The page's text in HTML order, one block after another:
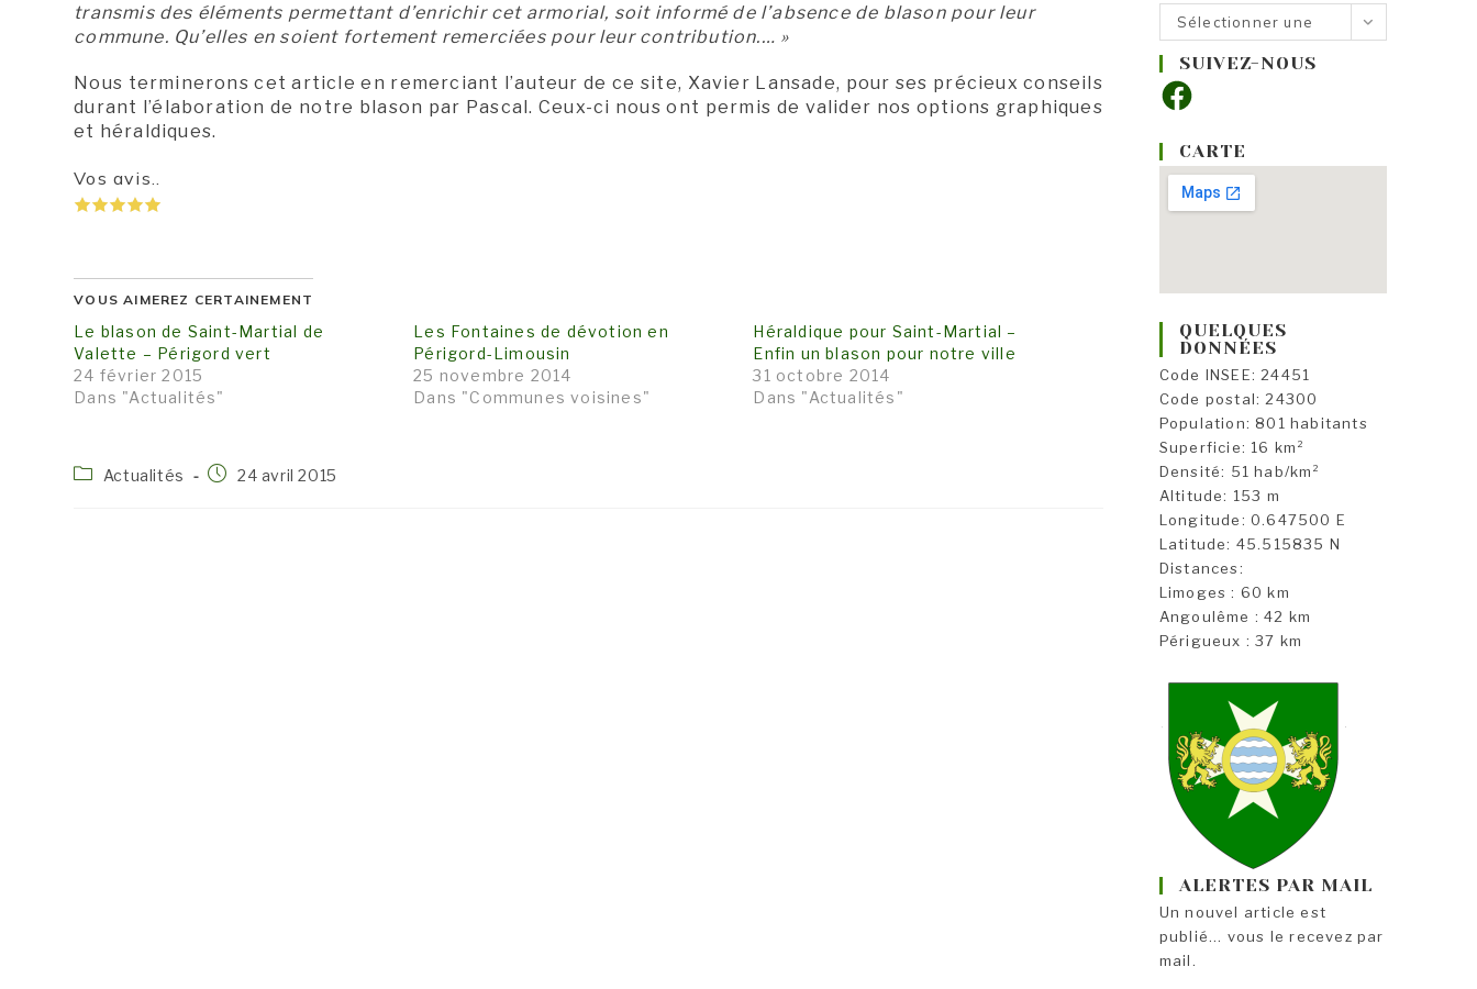
transmis des éléments permettant d’enrichir cet armorial, soit informé de l’absence de blason pour leur
commune. Qu’elles en soient fortement remerciées pour leur contribution.… »
Nous terminerons cet article en remerciant l’auteur de ce site, Xavier Lansade, pour ses précieux conseils
durant l’élaboration de notre blason par Pascal. Ceux-ci nous ont permis de valider nos options graphiques
et héraldiques.
Vos avis..
VOUS AIMEREZ CERTAINEMENT
Le blason de Saint-Martial de
Valette – Périgord vert
24 février 2015
Dans "Actualités"
Les Fontaines de dévotion en
Périgord-Limousin
25 novembre 2014
Dans "Communes voisines"
Héraldique pour Saint-Martial –
Enfin un blason pour notre ville
31 octobre 2014
Dans "Actualités"
PostActualités
Publication
24 avril 2015
Nos
rubriques
Sélectionner une
catégorie
SUIVEZ-NOUS
Facebook
CARTE
QUELQUES
DONNÉES
Code INSEE: 24451
Code postal: 24300
Population: 801 habitants
Superficie: 16 km²
Densité: 51 hab/km²
Altitude: 153 m
Longitude: 0.647500 E
Latitude: 45.515835 N
Distances:
Limoges : 60 km
Angoulême : 42 km
Périgueux : 37 km
ALERTES PAR MAIL
Un nouvel article est
publié... vous le recevez par
mail.